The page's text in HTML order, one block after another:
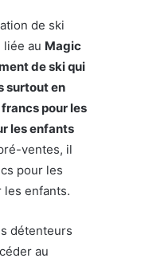
de ski
liée au Magic
de ski qui
surtout en
pour les
les enfants
ventes, il
pour les
les enfants.
détenteurs
au